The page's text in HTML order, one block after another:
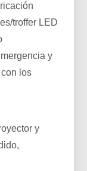
troffer LED
y
los
y